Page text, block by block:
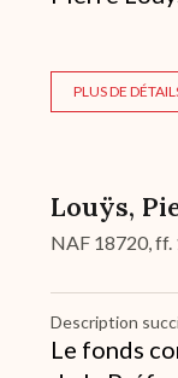
PLUS DE
Louÿs,
NAF 18720, ff.
Description
Le fonds